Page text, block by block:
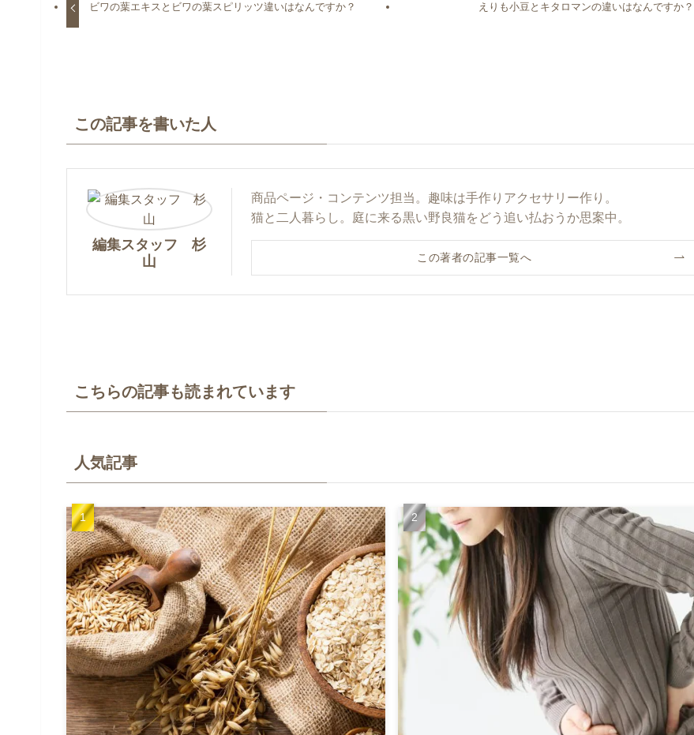
ビワの葉エキスとビワの葉スピリッツ違いはなんですか？ えりも小豆とキタロマンの違いはなんですか？
この記事を書いた人
編集スタッフ 杉
山
商品ページ・コンテンツ担当。趣味は手作りアクセサリー作り。
猫と二人暮らし。庭に来る黒い野良猫をどう追い払おうか思案中。
この著者の記事一覧へ
こちらの記事も読まれています
人気記事